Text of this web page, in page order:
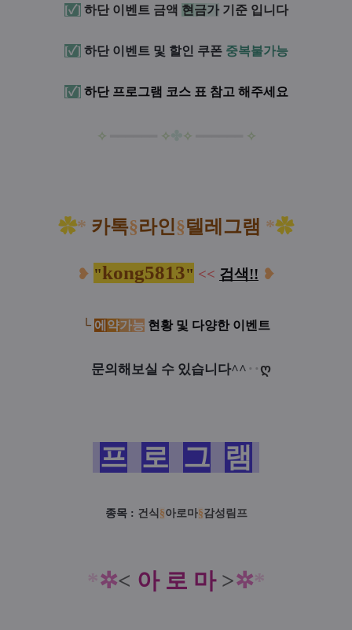
[✓] 하단 이벤트 금액 현 금가 기준 입니다
[✓] 하단 이벤트 및 할인 쿠폰 중복불가능
[✓] 하단 프로그램 코스 표 참고 해주세요
✧ ✧ ✧ ✧
✿* 카톡§라인§텔레그램 *✿
❥ "kong5813" << 검색!! ❥
└ 에 약가능 현황 및 다양한 이벤트
문의해보실 수 있습니다^^ ‥ ღ
프 로 그 램
종목 : 건식 §아로마§감성림프
*✲< 아 로 마 >✲*